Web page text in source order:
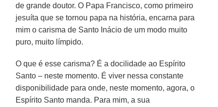
de grande doutor. O Papa Francisco, como primeiro
jesuíta que se tornou papa na história, encarna para
mim o carisma de Santo Inácio de um modo muito
puro, muito límpido.
O que é esse carisma? É a docilidade ao Espírito
Santo – neste momento. É viver nessa constante
disponibilidade para onde, neste momento, agora, o
Espírito Santo manda. Para mim, a sua